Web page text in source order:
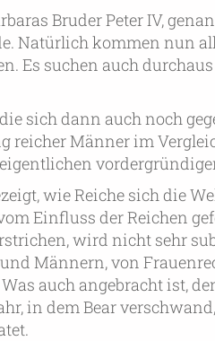
Bruder Peter IV,
Natürlich kommen nun
Es suchen auch
sich dann auch noch
reicher Männer im
wie Reiche sich die
Einfluss der Reichen
wird nicht sehr
Männern, von
auch angebracht ist,
in dem Bear